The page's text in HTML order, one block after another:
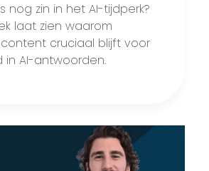
nog zin in het AI-tijdperk?
laat zien waarom
cruciaal blijft voor
in AI-antwoorden.